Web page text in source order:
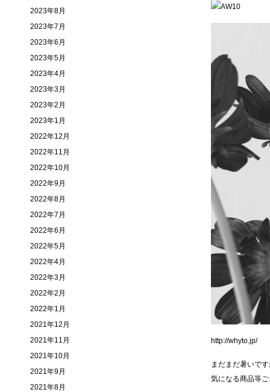
http://whyto.jp/
まだまだ暑いで
気になる商品等
2023年8月
2023年7月
2023年6月
2023年5月
2023年4月
2023年3月
2023年2月
2023年1月
2022年12月
2022年11月
2022年10月
2022年9月
2022年8月
2022年7月
2022年6月
2022年5月
2022年4月
2022年3月
2022年2月
2022年1月
2021年12月
2021年11月
2021年10月
2021年9月
2021年8月